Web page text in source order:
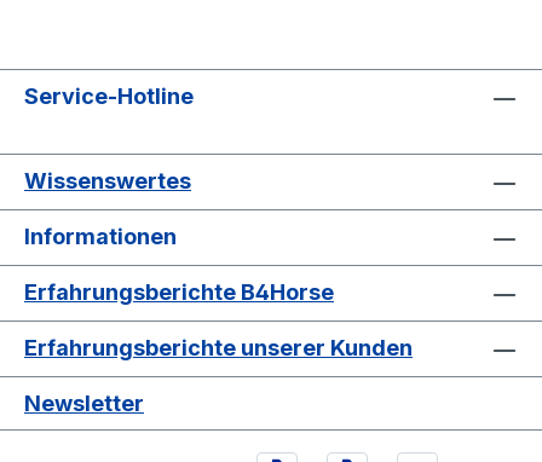
Service-Hotline
Wissenswertes
Informationen
Erfahrungsberichte B4Horse
Erfahrungsberichte unserer Kunden
Newsletter